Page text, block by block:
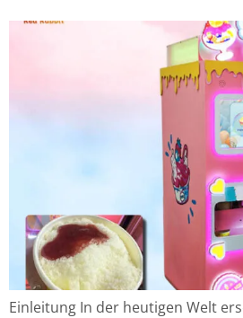
Einleitung In der heutigen Welt